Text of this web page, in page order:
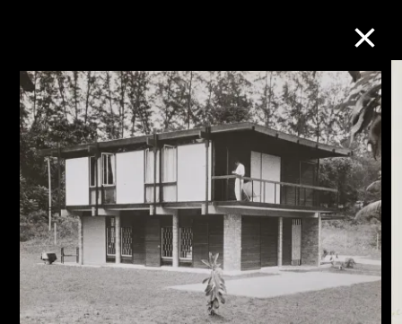
M+藏品
进一步筛选 搜索
关于M+藏品